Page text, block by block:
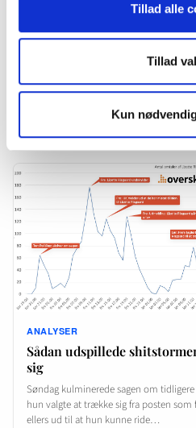
Tillad alle
Tillad
Kun
TRENDS
er omme. Vi giver et bud på en status
Jens Ulrik Lange
ANALYSER
Sådan udspillede
sig
Søndag kulminerede sagen om
hun valgte at trække sig fra posten
ellers ud til at hun kunne ride…